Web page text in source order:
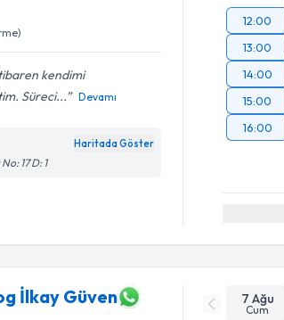
kendimi
Süreci...
Devamı
Haritada Göster
17 D: 1
12:00
13:00
14:00
15:00
16:00
İlkay Güven 7 Ağu
Cum